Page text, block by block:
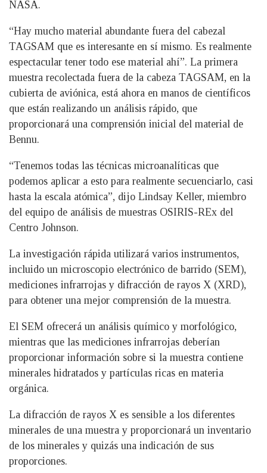
NASA.
“Hay mucho material abundante fuera del cabezal
TAGSAM que es interesante en sí mismo. Es realmente
espectacular tener todo ese material ahí”. La primera
muestra recolectada fuera de la cabeza TAGSAM, en la
cubierta de aviónica, está ahora en manos de científicos
que están realizando un análisis rápido, que
proporcionará una comprensión inicial del material de
Bennu.
“Tenemos todas las técnicas microanalíticas que
podemos aplicar a esto para realmente secuenciarlo, casi
hasta la escala atómica”, dijo Lindsay Keller, miembro
del equipo de análisis de muestras OSIRIS-REx del
Centro Johnson.
La investigación rápida utilizará varios instrumentos,
incluido un microscopio electrónico de barrido (SEM),
mediciones infrarrojas y difracción de rayos X (XRD),
para obtener una mejor comprensión de la muestra.
El SEM ofrecerá un análisis químico y morfológico,
mientras que las mediciones infrarrojas deberían
proporcionar información sobre si la muestra contiene
minerales hidratados y partículas ricas en materia
orgánica.
La difracción de rayos X es sensible a los diferentes
minerales de una muestra y proporcionará un inventario
de los minerales y quizás una indicación de sus
proporciones.